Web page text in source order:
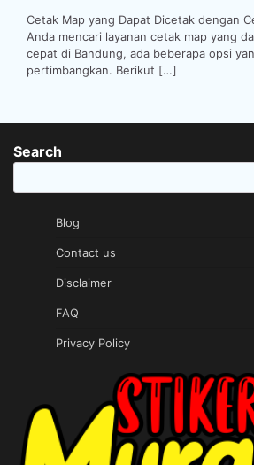
Cetak Map yang Dapat Dicetak dengan
Anda mencari layanan cetak map yang
cepat di Bandung, ada beberapa opsi
pertimbangkan. Berikut […]
Search
Blog
Contact us
Disclaimer
FAQ
Privacy Policy